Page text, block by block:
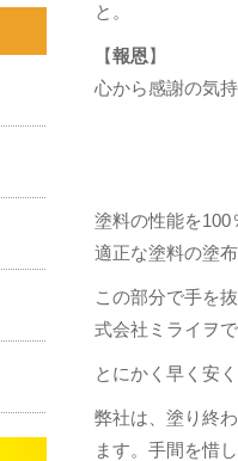
と。
【報恩】
心から感謝の気
塗料の性能を
適正な塗料の塗
この部分で手を
式会社ミライヲ
とにかく早く安
弊社は、塗り終
ます。手間を惜